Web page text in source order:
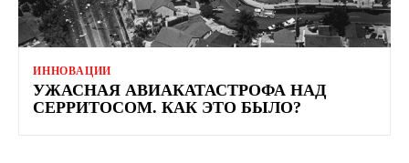
ИННОВАЦИИ
УЖАСНАЯ АВИАКАТАСТРОФА НАД
СЕРРИТОСОМ. КАК ЭТО БЫЛО?